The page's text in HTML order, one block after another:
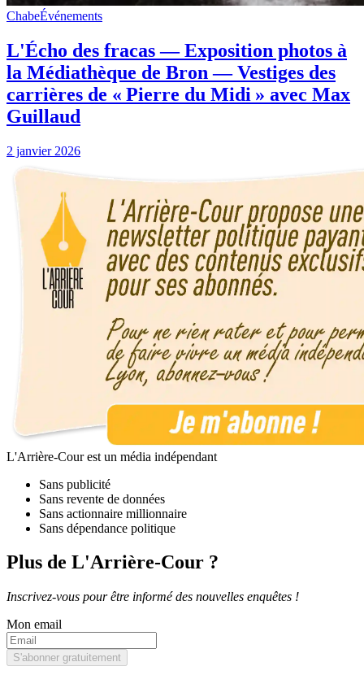
ChabeÉvénements
L'Écho des fracas — Exposition photos à
la Médiathèque de Bron — Vestiges des
carrières de « Pierre du Midi » avec Max
Guillaud
2 janvier 2026
L'Arrière-Cour est un média indépendant
Sans publicité
Sans revente de données
Sans actionnaire millionnaire
Sans dépendance politique
Plus de L'Arrière-Cour ?
Inscrivez-vous pour être informé des nouvelles enquêtes !
Mon email
S'abonner gratuitement